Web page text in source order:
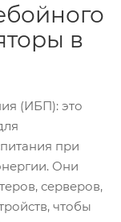
в
(ИБП): это
при
Они
серверов,
чтобы